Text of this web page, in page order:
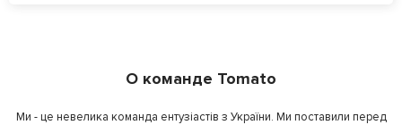
О команде Tomato
Ми - це невелика команда ентузіастів з України. Ми поставили перед